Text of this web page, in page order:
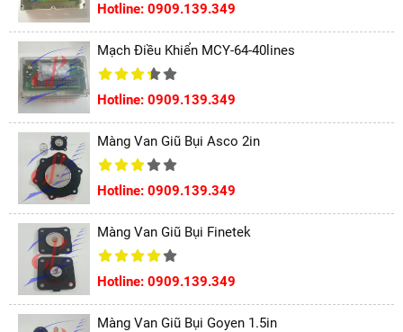
Hotline: 0909.139.349
Mạch Điều Khiển MCY-64-40lines
Hotline: 0909.139.349
Màng Van Giũ Bụi Asco 2in
Hotline: 0909.139.349
Màng Van Giũ Bụi Finetek
Hotline: 0909.139.349
Màng Van Giũ Bụi Goyen 1.5in